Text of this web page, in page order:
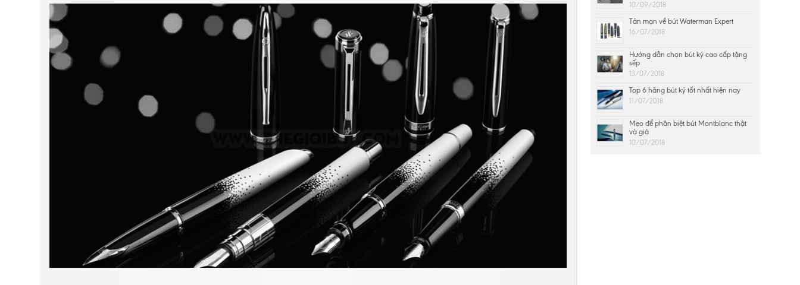
10/09/2018
Tản mạn về bút Waterman Expert
16/07/2018
Hướng dẫn chọn bút ký cao cấp tặng
sếp
13/07/2018
Top 6 hãng bút ký tốt nhất hiện nay
11/07/2018
Mẹo để phân biệt bút Montblanc thật
và giả
10/07/2018